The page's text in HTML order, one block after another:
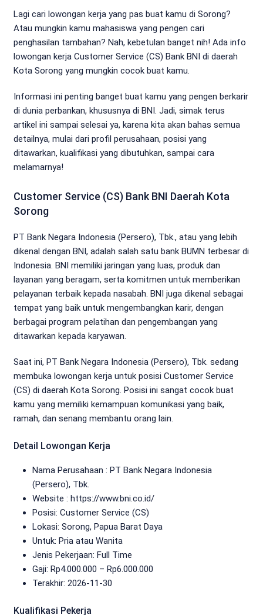
Lagi cari lowongan kerja yang pas buat kamu di Sorong?
Atau mungkin kamu mahasiswa yang pengen cari
penghasilan tambahan? Nah, kebetulan banget nih! Ada info
lowongan kerja Customer Service (CS) Bank BNI di daerah
Kota Sorong yang mungkin cocok buat kamu.
Informasi ini penting banget buat kamu yang pengen berkarir
di dunia perbankan, khususnya di BNI. Jadi, simak terus
artikel ini sampai selesai ya, karena kita akan bahas semua
detailnya, mulai dari profil perusahaan, posisi yang
ditawarkan, kualifikasi yang dibutuhkan, sampai cara
melamarnya!
Customer Service (CS) Bank BNI Daerah Kota
Sorong
PT Bank Negara Indonesia (Persero), Tbk., atau yang lebih
dikenal dengan BNI, adalah salah satu bank BUMN terbesar di
Indonesia. BNI memiliki jaringan yang luas, produk dan
layanan yang beragam, serta komitmen untuk memberikan
pelayanan terbaik kepada nasabah. BNI juga dikenal sebagai
tempat yang baik untuk mengembangkan karir, dengan
berbagai program pelatihan dan pengembangan yang
ditawarkan kepada karyawan.
Saat ini, PT Bank Negara Indonesia (Persero), Tbk. sedang
membuka lowongan kerja untuk posisi Customer Service
(CS) di daerah Kota Sorong. Posisi ini sangat cocok buat
kamu yang memiliki kemampuan komunikasi yang baik,
ramah, dan senang membantu orang lain.
Detail Lowongan Kerja
Nama Perusahaan : PT Bank Negara Indonesia
(Persero), Tbk.
Website : https://www.bni.co.id/
Posisi: Customer Service (CS)
Lokasi: Sorong, Papua Barat Daya
Untuk: Pria atau Wanita
Jenis Pekerjaan: Full Time
Gaji: Rp4.000.000 – Rp6.000.000
Terakhir: 2026-11-30
Kualifikasi Pekerja